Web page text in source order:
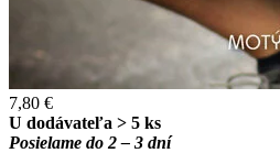
7,80 €
U dodávateľa > 5 ks
Posielame do 2 – 3 dní